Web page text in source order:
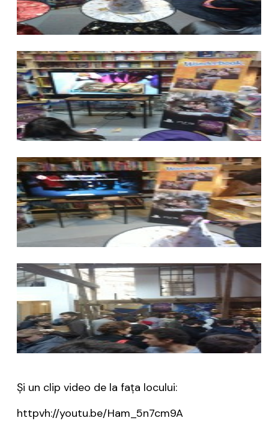
Şi un clip video de la faţa locului:
httpvh://youtu.be/Ham_5n7cm9A